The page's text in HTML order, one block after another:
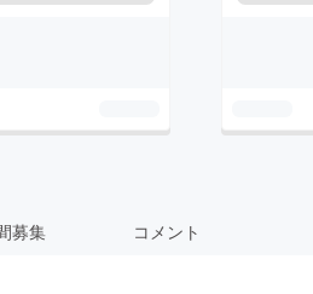
募集 コメント